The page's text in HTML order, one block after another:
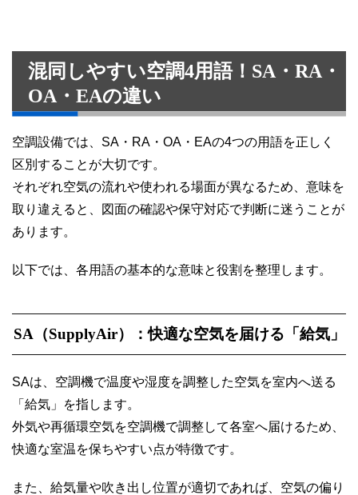
混同しやすい空調4用語！SA・RA・
OA・EAの違い
空調設備では、SA・RA・OA・EAの4つの用語を正しく
区別することが大切です。
それぞれ空気の流れや使われる場面が異なるため、意味を
取り違えると、図面の確認や保守対応で判断に迷うことが
あります。
以下では、各用語の基本的な意味と役割を整理します。
SA（SupplyAir）：快適な空気を届ける「給気」
SAは、空調機で温度や湿度を調整した空気を室内へ送る
「給気」を指します。
外気や再循環空気を空調機で調整して各室へ届けるため、
快適な室温を保ちやすい点が特徴です。
また、給気量や吹き出し位置が適切であれば、空気の偏り